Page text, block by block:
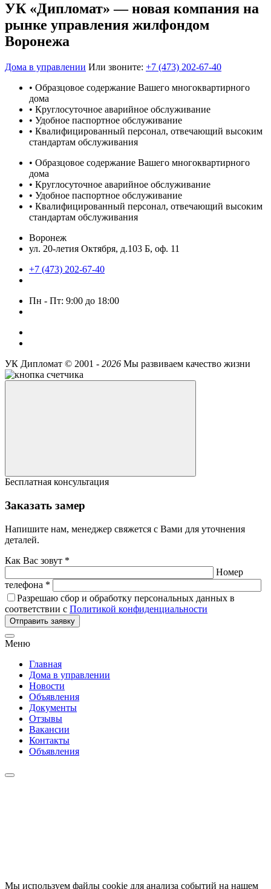
УК «Дипломат» — новая компания на
рынке управления жилфондом
Воронежа
Дома в управлении Или звоните: +7 (473) 202-67-40
• Образцовое содержание Вашего многоквартирного
дома
• Круглосуточное аварийное обслуживание
• Удобное паспортное обслуживание
• Квалифицированный персонал, отвечающий высоким
стандартам обслуживания
• Образцовое содержание Вашего многоквартирного
дома
• Круглосуточное аварийное обслуживание
• Удобное паспортное обслуживание
• Квалифицированный персонал, отвечающий высоким
стандартам обслуживания
Воронеж
ул. 20-летия Октября, д.103 Б, оф. 11
+7 (473) 202-67-40
Пн - Пт: 9:00 до 18:00
УК Дипломат © 2001 - 2026 Мы развиваем качество жизни
Бесплатная консультация
Заказать замер
Напишите нам, менеджер свяжется с Вами для уточнения
деталей.
Как Вас зовут *
Номер
телефона *
Разрешаю сбор и обработку персональных данных в
соответствии с Политикой конфиденциальности
Отправить заявку
Меню
Главная
Дома в управлении
Новости
Объявления
Документы
Отзывы
Вакансии
Контакты
Объявления
Мы используем файлы cookie для анализа событий на нашем